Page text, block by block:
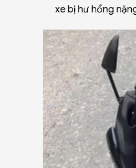
xe bị hư hổng